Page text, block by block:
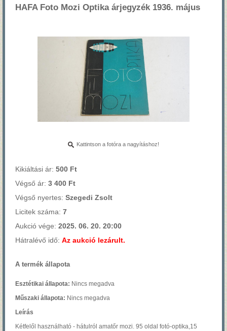
HAFA Foto Mozi Optika árjegyzék 1936. május
Kattintson a fotóra a nagyításhoz!
Kikiáltási ár: 500 Ft
Végső ár: 3 400 Ft
Végső nyertes: Szegedi Zsolt
Licitek száma: 7
Aukció vége: 2025. 06. 20. 20:00
Hátralévő idő: Az aukció lezárult.
A termék állapota
Esztétikai állapota: Nincs megadva
Műszaki állapota: Nincs megadva
Leírás
Kétfelől használható - hátulról amatőr mozi. 95 oldal fotó-optika,15